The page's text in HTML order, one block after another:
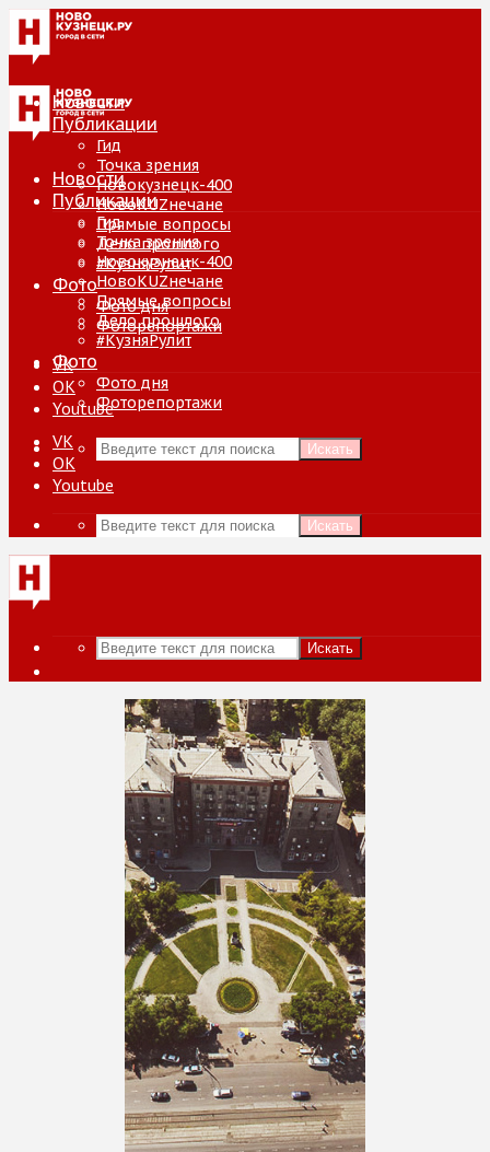
Новости
Публикации
Гид
Точка зрения
Новокузнецк-400
НовоKUZнечане
Прямые вопросы
Дело прошлого
#КузняРулит
Фото
Фото дня
Фоторепортажи
VK
ОК
Youtube
Искать
Новости
Публикации
Гид
Точка зрения
Новокузнецк-400
НовоKUZнечане
Прямые вопросы
Дело прошлого
#КузняРулит
Фото
Фото дня
Фоторепортажи
VK
ОК
Youtube
Искать
Искать